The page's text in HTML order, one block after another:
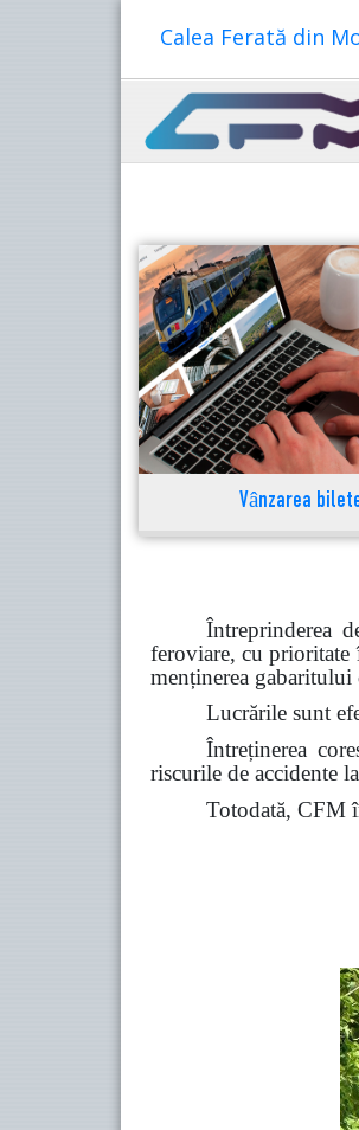
Calea Ferată din
Vânzarea
Întreprinderea
feroviare, cu prioritate
menținerea gabaritului
Lucrările sunt
Întreținerea
riscurile de accidente
Totodată, CFM